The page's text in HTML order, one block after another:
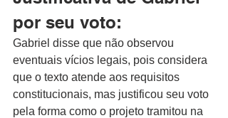
por seu voto:
Gabriel disse que não observou
eventuais vícios legais, pois considera
que o texto atende aos requisitos
constitucionais, mas justificou seu voto
pela forma como o projeto tramitou na